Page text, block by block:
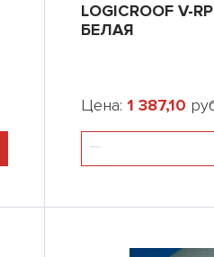
LOGICROOF V-
БЕЛАЯ
Цена: 1 387,10